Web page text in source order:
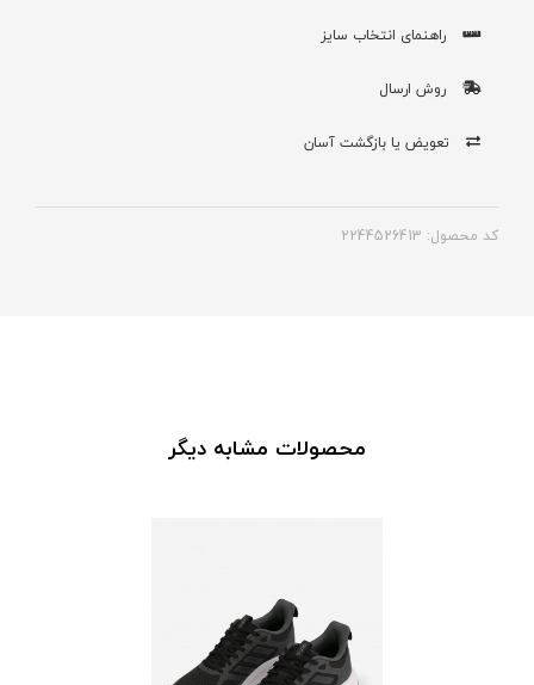
راهنمای انتخاب سایز
روش ارسال
تعویض یا بازگشت آسان
کد محصول: 2244526413
محصولات مشابه دیگر